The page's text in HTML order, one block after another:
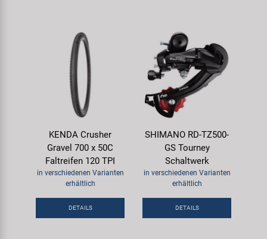
KENDA Crusher
Gravel 700 x 50C
Faltreifen 120 TPI
in verschiedenen Varianten
erhältlich
DETAILS
SHIMANO RD-TZ500-
GS Tourney
Schaltwerk
in verschiedenen Varianten
erhältlich
DETAILS